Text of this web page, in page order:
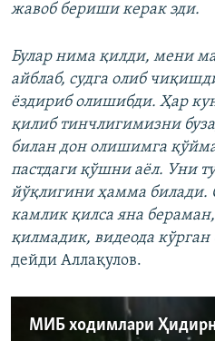
жавоб бериши керак эди.
Булар нима қилди, мени
айблаб, судга олиб
ёздириб олишибди. Ҳар
қилиб тинчлигимизни
билан дон олишимга
пастдаги қўшни аёл. Уни
йўқлигини ҳамма билади.
камлик қилса яна
қилмадик, видеода кўрган
дейди Аллақулов.